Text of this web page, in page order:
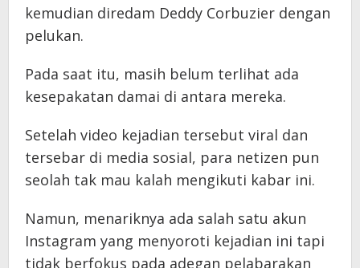
kemudian diredam Deddy Corbuzier dengan
pelukan.
Pada saat itu, masih belum terlihat ada
kesepakatan damai di antara mereka.
Setelah video kejadian tersebut viral dan
tersebar di media sosial, para netizen pun
seolah tak mau kalah mengikuti kabar ini.
Namun, menariknya ada salah satu akun
Instagram yang menyoroti kejadian ini tapi
tidak berfokus pada adegan pelabarakan